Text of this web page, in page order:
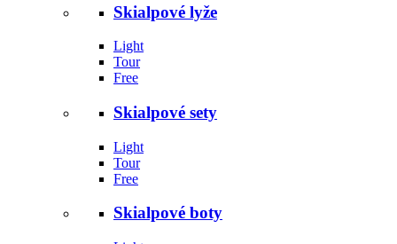
Skialpové lyže
Light
Tour
Free
Skialpové sety
Light
Tour
Free
Skialpové boty